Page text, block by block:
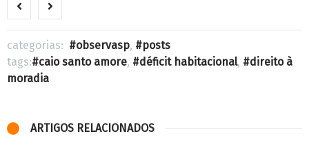
categorias: observasp,
posts
tags:
caio santo amore, déficit habitacional,
direito à
moradia
ARTIGOS RELACIONADOS